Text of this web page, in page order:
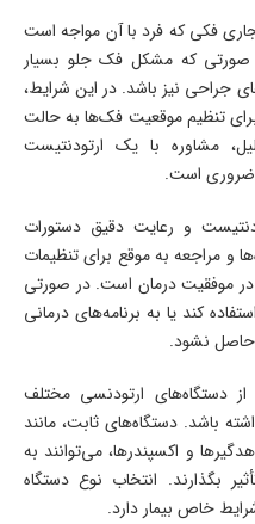
فکی که فرد با آن مواجه است
صورتی که مشکل فک جلو بسیار
جراحی نیز باشد. در این شرایط،
تنظیم موقعیت فک‌ها به حالت
مشاوره با یک ارتودنتیست
ضروری است.
و رعایت دقیق دستورات
و مراجعه به موقع برای تنظیمات
موفقیت درمان است. در صورتی
کند یا به برنامه‌های درمانی
حاصل نشود.
از دستگاه‌های ارتودنسی مختلف
باشد. دستگاه‌های ثابت، مانند
و اکسپندرها، می‌توانند به
بگذارند. انتخاب نوع دستگاه
خاص بیمار دارد.